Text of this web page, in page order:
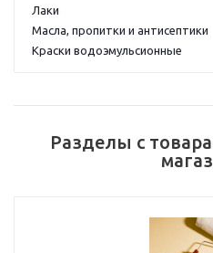
Лаки
Масла, пропитки и антисептики
Краски водоэмульсионные
Разделы с